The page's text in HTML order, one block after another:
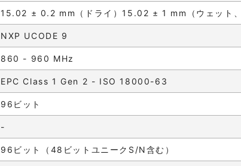
15.02 ± 0.2 mm（ドライ）15.02 ± 1 mm（ウェット、
NXP UCODE 9
860 - 960 MHz
EPC Class 1 Gen 2 - ISO 18000-63
96ビット
-
96ビット（48ビットユニークS/N含む）